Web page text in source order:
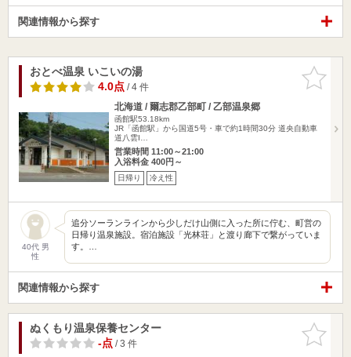
関連情報から探す
お気に入
りに追加
おとべ温泉 いこいの湯
4.0点/ 4 件
北海道 / 爾志郡乙部町 / 乙部温泉郷
函館駅53.18km
JR「函館駅」から国道5号・車で約1時間30分 道央自動車
道八雲I…
営業時間 11:00～21:00
入浴料金 400円～
日帰り 冷え性
40代 男
性
追分ソーランラインから少しだけ山側に入った所に佇む、町営の
日帰り温泉施設。宿泊施設「光林荘」と渡り廊下で繋がっていま
す。…
関連情報から探す
お気に入
りに追加
ぬくもり温泉保養センター
-点/ 3 件